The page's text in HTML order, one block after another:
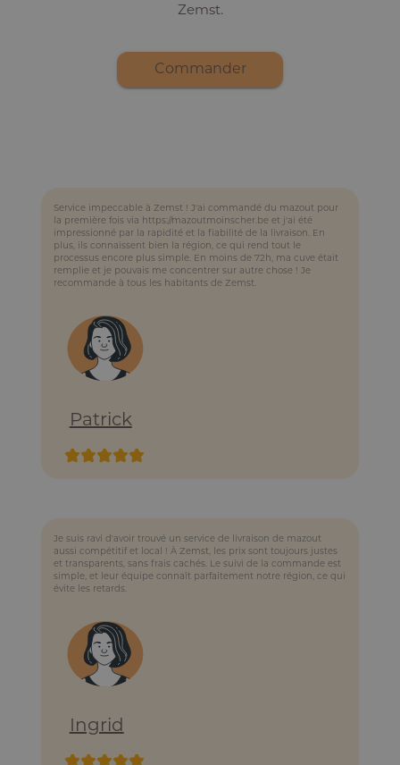
Zemst.
Commander
Service impeccable à Zemst ! J'ai commandé du mazout pour
la première fois via https://mazoutmoinscher.be et j'ai été
impressionné par la rapidité et la fiabilité de la livraison. En
plus, ils connaissent bien la région, ce qui rend tout le
processus encore plus simple. En moins de 72h, ma cuve était
remplie et je pouvais me concentrer sur autre chose ! Je
recommande à tous les habitants de Zemst.
Patrick
Je suis ravi d'avoir trouvé un service de livraison de mazout
aussi compétitif et local ! À Zemst, les prix sont toujours justes
et transparents, sans frais cachés. Le suivi de la commande est
simple, et leur équipe connaît parfaitement notre région, ce qui
évite les retards.
Ingrid